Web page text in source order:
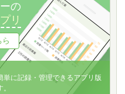
冊数が多い順
冊数が少ない順
の
リ
単に記録・管理できるアプリ版